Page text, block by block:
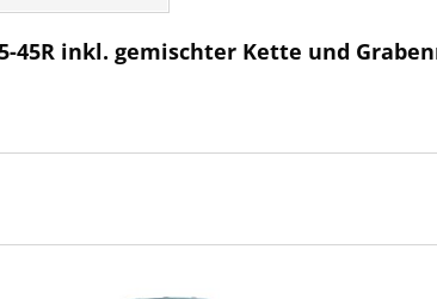
45R inkl. gemischter Kette und